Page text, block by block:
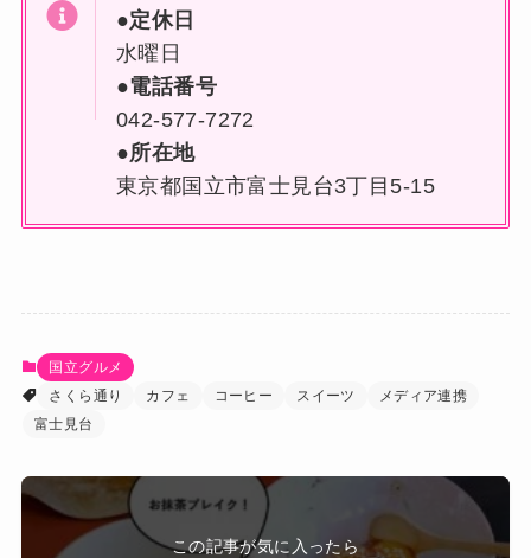
●定休日
水曜日
●電話番号
042-577-7272
●所在地
東京都国立市富士見台3丁目5-15
国立グルメ
さくら通り
カフェ コーヒー スイーツ
メディア連携
富士見台
この記事が気に入ったら